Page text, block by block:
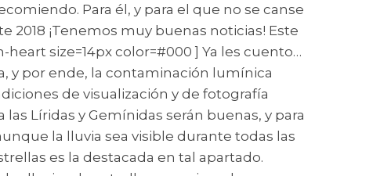
Para él, y para el que no se canse
2018 ¡Tenemos muy buenas noticias! Este
size=14px color=#000 ] Ya les cuento…
y por ende, la contaminación lumínica
de visualización y de fotografía
Líridas y Gemínidas serán buenas, y para
la lluvia sea visible durante todas las
es la destacada en tal apartado.